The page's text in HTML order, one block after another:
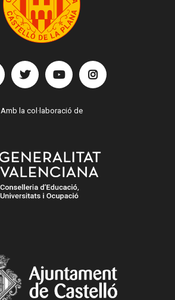
Amb la col·laboració de